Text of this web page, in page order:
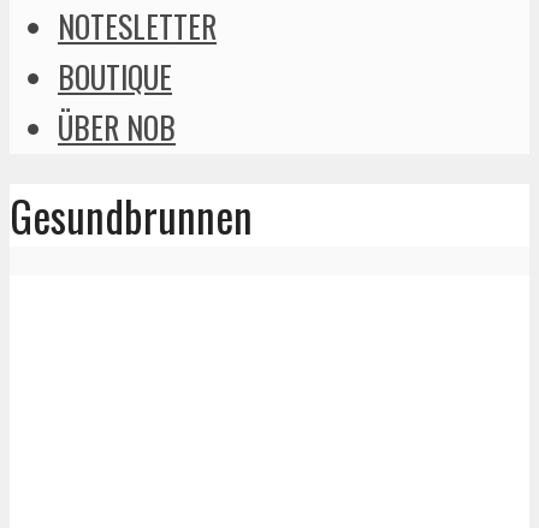
NOTESLETTER
BOUTIQUE
ÜBER NOB
Gesundbrunnen